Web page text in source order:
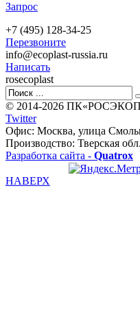
Запрос
+7 (495) 128-34-25
Перезвоните
info@ecoplast-russia.ru
Написать
rosecoplast
© 2014-2026
Twitter
Офис: Москва, улица
Производство: Тверская
Разработка сайта - Quatrox
НАВЕРХ